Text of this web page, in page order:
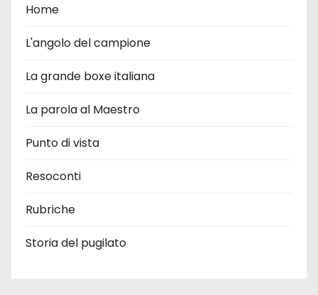
Home
L'angolo del campione
La grande boxe italiana
La parola al Maestro
Punto di vista
Resoconti
Rubriche
Storia del pugilato